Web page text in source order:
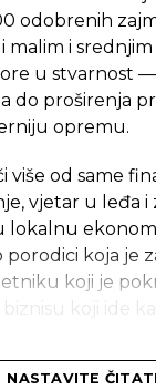
i MMF-a: Ni
„u
odobrenih
malim i
u stvarnost
do proširenja
opremu.
više od same
vjetar u leđa i
lokalnu
porodici koja je
koji je
biznisu koji ide
stoji stvarna
NASTAVITE ČITATI